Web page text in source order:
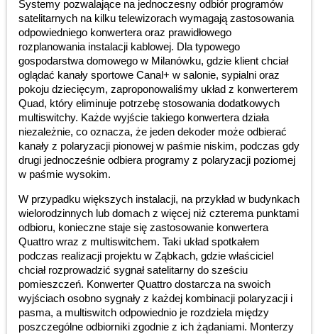
Systemy pozwalające na jednoczesny odbiór programów
satelitarnych na kilku telewizorach wymagają zastosowania
odpowiedniego konwertera oraz prawidłowego
rozplanowania instalacji kablowej. Dla typowego
gospodarstwa domowego w Milanówku, gdzie klient chciał
oglądać kanały sportowe Canal+ w salonie, sypialni oraz
pokoju dziecięcym, zaproponowaliśmy układ z konwerterem
Quad, który eliminuje potrzebę stosowania dodatkowych
multiswitchy. Każde wyjście takiego konwertera działa
niezależnie, co oznacza, że jeden dekoder może odbierać
kanały z polaryzacji pionowej w paśmie niskim, podczas gdy
drugi jednocześnie odbiera programy z polaryzacji poziomej
w paśmie wysokim.
W przypadku większych instalacji, na przykład w budynkach
wielorodzinnych lub domach z więcej niż czterema punktami
odbioru, konieczne staje się zastosowanie konwertera
Quattro wraz z multiswitchem. Taki układ spotkałem
podczas realizacji projektu w Ząbkach, gdzie właściciel
chciał rozprowadzić sygnał satelitarny do sześciu
pomieszczeń. Konwerter Quattro dostarcza na swoich
wyjściach osobno sygnały z każdej kombinacji polaryzacji i
pasma, a multiswitch odpowiednio je rozdziela między
poszczególne odbiorniki zgodnie z ich żądaniami. Monterzy